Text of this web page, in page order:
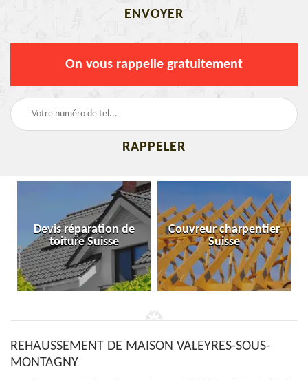
On vous rappelle gratuitement
Devis réparation de
toiture Suisse
Couvreur charpentier
Suisse
REHAUSSEMENT DE MAISON VALEYRES-SOUS-
MONTAGNY